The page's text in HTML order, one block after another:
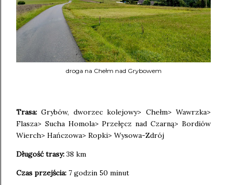
droga na Chełm nad Grybowem
Trasa: Grybów, dworzec kolejowy> Chełm> Wawrzka>
Flasza> Sucha Homola> Przełęcz nad Czarną> Bordiów
Wierch> Hańczowa> Ropki> Wysowa-Zdrój
Długość trasy: 38 km
Czas przejścia: 7 godzin 50 minut